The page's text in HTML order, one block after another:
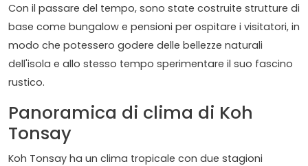
Con il passare del tempo, sono state costruite strutture di
base come bungalow e pensioni per ospitare i visitatori, in
modo che potessero godere delle bellezze naturali
dell'isola e allo stesso tempo sperimentare il suo fascino
rustico.
Panoramica di clima di Koh
Tonsay
Koh Tonsay ha un clima tropicale con due stagioni